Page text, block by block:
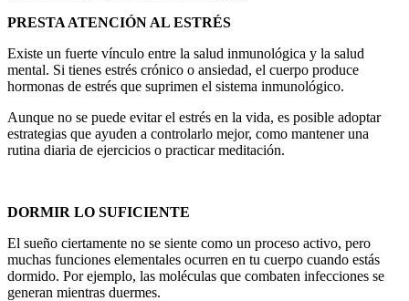
PRESTA ATENCIÓN AL ESTRÉS
Existe un fuerte vínculo entre la salud inmunológica y la salud
mental. Si tienes estrés crónico o ansiedad, el cuerpo produce
hormonas de estrés que suprimen el sistema inmunológico.
Aunque no se puede evitar el estrés en la vida, es posible adoptar
estrategias que ayuden a controlarlo mejor, como mantener una
rutina diaria de ejercicios o practicar meditación.
DORMIR LO SUFICIENTE
El sueño ciertamente no se siente como un proceso activo, pero
muchas funciones elementales ocurren en tu cuerpo cuando estás
dormido. Por ejemplo, las moléculas que combaten infecciones se
generan mientras duermes.